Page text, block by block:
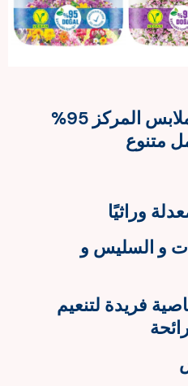
فايكنج بريميوم منعم الملابس المركز 95%
وراثيًا
و السليس و
فريدة لتنعيم